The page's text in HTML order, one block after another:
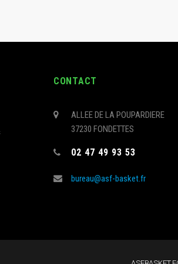
CONTACT
ALLEE DE LA POUPARDIERE
37230 FONDETTES
02 47 49 93 53
bureau@asf-basket.fr